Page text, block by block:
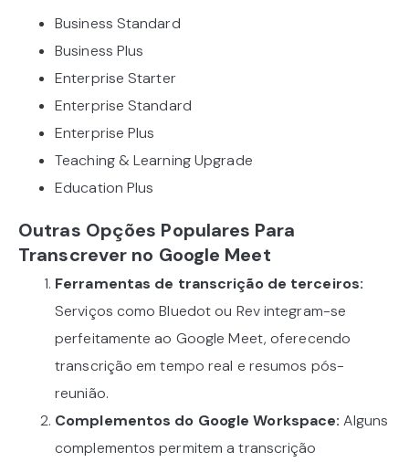
Business Standard
Business Plus
Enterprise Starter
Enterprise Standard
Enterprise Plus
Teaching & Learning Upgrade
Education Plus
Outras Opções Populares Para
Transcrever no Google Meet
Ferramentas de transcrição de terceiros:
Serviços como Bluedot ou Rev integram-se
perfeitamente ao Google Meet, oferecendo
transcrição em tempo real e resumos pós-
reunião.
Complementos do Google Workspace: Alguns
complementos permitem a transcrição